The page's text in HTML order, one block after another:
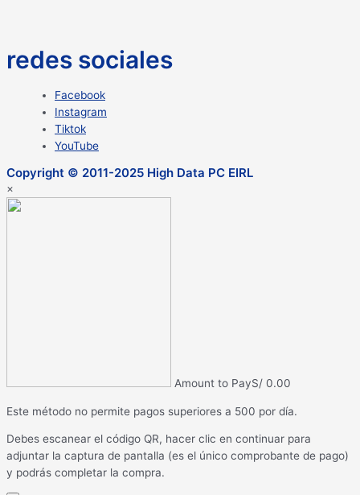
redes sociales
Facebook
Instagram
Tiktok
YouTube
Copyright © 2011-2025 High Data PC EIRL
×
Amount to PayS/ 0.00
Este método no permite pagos superiores a 500 por día.
Debes escanear el código QR, hacer clic en continuar para
adjuntar la captura de pantalla (es el único comprobante de pago)
y podrás completar la compra.